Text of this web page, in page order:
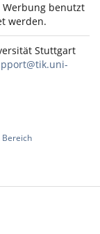
Werbung benutzt
werden.
Stuttgart